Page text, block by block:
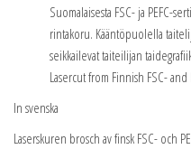
Suomalaisesta FSC- ja PEFC-
rintakoru. Kääntöpuolella
seikkailevat taiteilijan
Lasercut from Finnish FSC-
In svenska
Laserskuren brosch av finsk FSC- och